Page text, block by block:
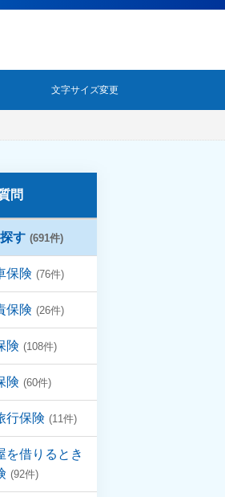
文字サイズ変更
問
す (691件)
保険 (76件)
保険 (26件)
険 (108件)
険 (60件)
行保険 (11件)
を借りるとき
(92件)